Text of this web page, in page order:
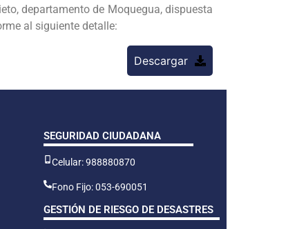
departamento de Moquegua, dispuesta
al siguiente detalle:
Descargar
SEGURIDAD CIUDADANA
Celular: 988880870
Fono Fijo: 053-690051
GESTIÓN DE RIESGO DE DESASTRES